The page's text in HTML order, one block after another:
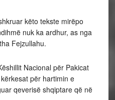
këto tekste mirëpo
nuk ka ardhur, as nga
Fejzullahu.
Nacional për Pakicat
për hartimin e
qeverisë shqiptare që në